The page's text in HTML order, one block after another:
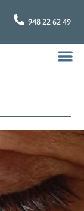
948 22 62 49